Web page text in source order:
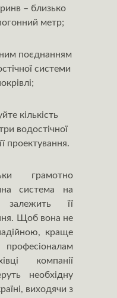
– близько
метр;
поєднанням
системи
кількість
водостічної
проектування.
грамотно
система на
залежить її
Щоб вона не
краще
компанії
необхідну
виходячи з